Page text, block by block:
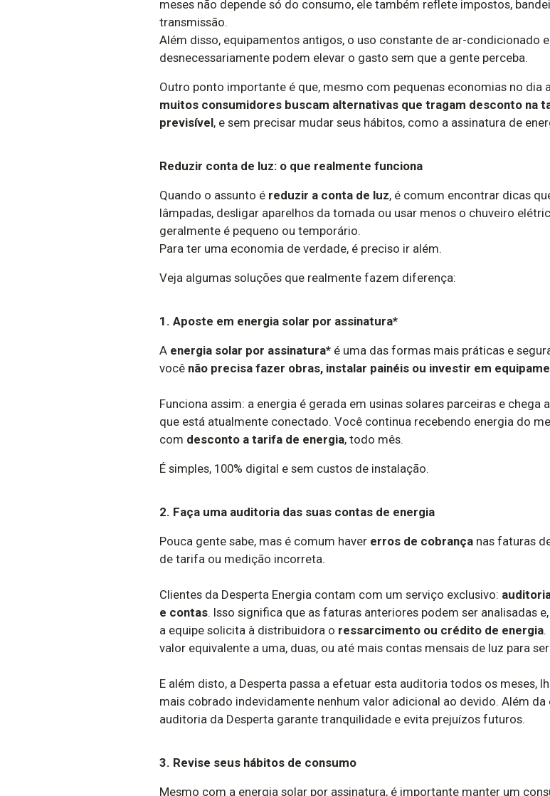
meses não depende só do consumo, ele também reflete impostos,
transmissão.
Além disso, equipamentos antigos, o uso constante de ar-condicionado
desnecessariamente podem elevar o gasto sem que a gente perceba.
Outro ponto importante é que, mesmo com pequenas economias no
muitos consumidores buscam alternativas que tragam desconto na
previsível, e sem precisar mudar seus hábitos, como a assinatura de
Reduzir conta de luz: o que realmente funciona
Quando o assunto é reduzir a conta de luz, é comum encontrar dicas
lâmpadas, desligar aparelhos da tomada ou usar menos o chuveiro
geralmente é pequeno ou temporário.
Para ter uma economia de verdade, é preciso ir além.
Veja algumas soluções que realmente fazem diferença:
1. Aposte em energia solar por assinatura*
A energia solar por assinatura* é uma das formas mais práticas e
você não precisa fazer obras, instalar painéis ou investir em
Funciona assim: a energia é gerada em usinas solares parceiras e
que está atualmente conectado. Você continua recebendo energia do
com desconto a tarifa de energia, todo mês.
É simples, 100% digital e sem custos de instalação.
2. Faça uma auditoria das suas contas de energia
Pouca gente sabe, mas é comum haver erros de cobrança nas faturas
de tarifa ou medição incorreta.
Clientes da Desperta Energia contam com um serviço exclusivo:
e contas. Isso significa que as faturas anteriores podem ser analisadas
a equipe solicita à distribuidora o ressarcimento ou crédito de energia.
valor equivalente a uma, duas, ou até mais contas mensais de luz para
E além disto, a Desperta passa a efetuar esta auditoria todos os meses,
mais cobrado indevidamente nenhum valor adicional ao devido. Além
auditoria da Desperta garante tranquilidade e evita prejuízos futuros.
3. Revise seus hábitos de consumo
Mesmo com a energia solar por assinatura, é importante manter um